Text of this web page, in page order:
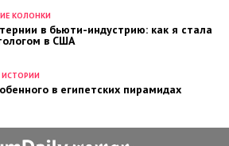
КОЛОНКИ
в бьюти-индустрию: как я стала
в США
в египетских пирамидах